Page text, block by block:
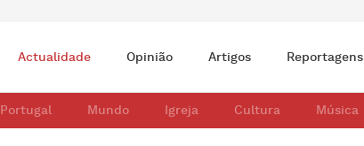
Actualidade Opinião Artigos Reportagens
Portugal Mundo Igreja Cultura Música